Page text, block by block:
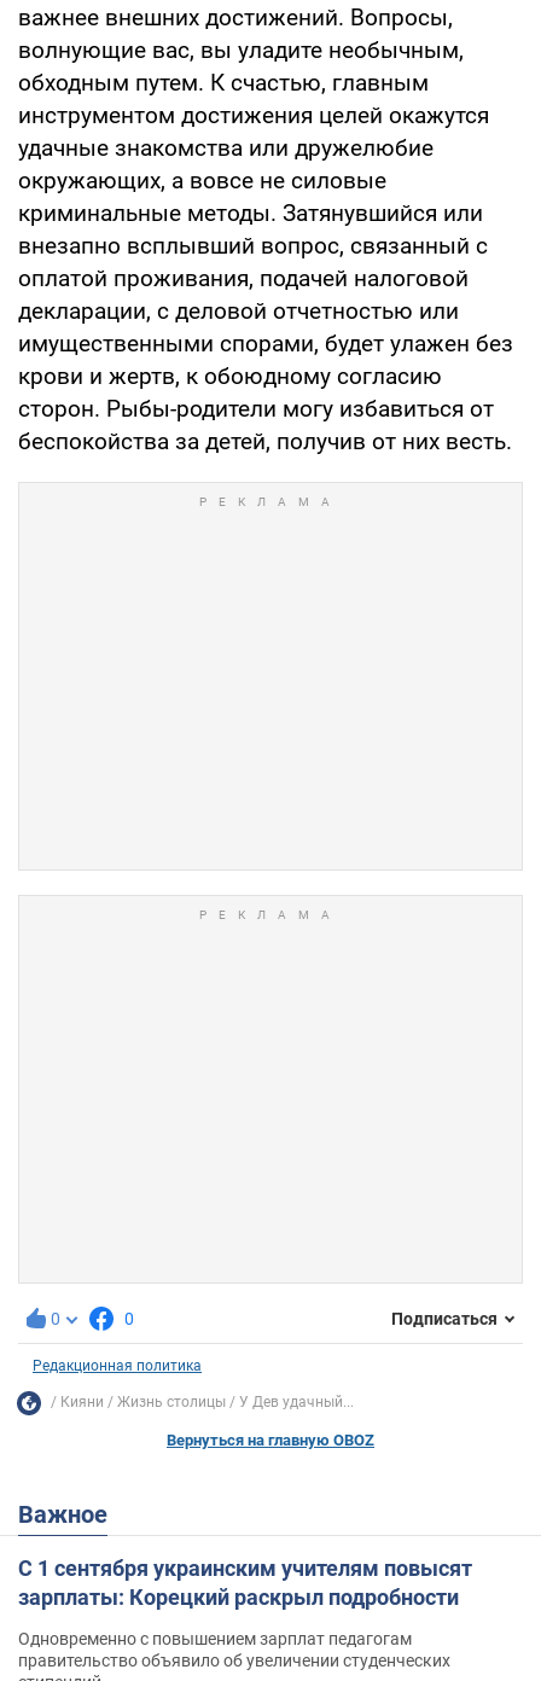
важнее внешних достижений. Вопросы,
волнующие вас, вы уладите необычным,
обходным путем. К счастью, главным
инструментом достижения целей окажутся
удачные знакомства или дружелюбие
окружающих, а вовсе не силовые
криминальные методы. Затянувшийся или
внезапно всплывший вопрос, связанный с
оплатой проживания, подачей налоговой
декларации, с деловой отчетностью или
имущественными спорами, будет улажен без
крови и жертв, к обоюдному согласию
сторон. Рыбы-родители могу избавиться от
беспокойства за детей, получив от них весть.
0 0 Подписаться
Редакционная политика
Кияни Жизнь столицы У Дев удачный...
Вернуться на главную OBOZ
Важное
С 1 сентября украинским учителям повысят
зарплаты: Корецкий раскрыл подробности
Одновременно с повышением зарплат педагогам
правительство объявило об увеличении студенческих